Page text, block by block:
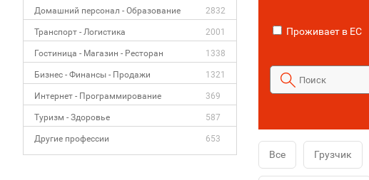
Домашний персонал - Образование 2832
Транспорт - Логистика 2001
Гостиница - Магазин - Ресторан 1338
Бизнес - Финансы - Продажи 1321
Интернет - Программирование 369
Туризм - Здоровье 587
Другие профессии 653
Проживает в ЕС
Все Грузчик